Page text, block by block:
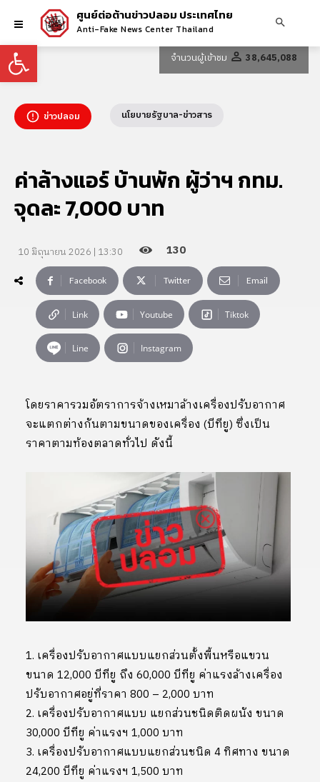
Open toolbar
ศูนย์ต่อต้านข่าวปลอม ประเทศไทย
Anti-Fake News Center Thailand
จำนวนผู้เข้าชม 38,645,088
ข่าวปลอม นโยบายรัฐบาล-ข่าวสาร
ค่าล้างแอร์ บ้านพัก ผู้ว่าฯ กทม.
จุดละ 7,000 บาท
10 มิถุนายน 2026 | 13:30 130
Facebook Twitter Email
Link Youtube Tiktok
Line Instagram
โดยราคารวมอัตราการจ้างเหมาล้างเครื่องปรับอากาศ
จะแตกต่างกันตามขนาดของเครื่อง (บีทียู) ซึ่งเป็น
ราคาตามท้องตลาดทั่วไป ดังนี้
1. เครื่องปรับอากาศแบบแยกส่วนตั้งพื้นหรือแขวน
ขนาด 12,000 บีทียู ถึง 60,000 บีทียู ค่าแรงล้างเครื่อง
ปรับอากาศอยู่ที่ราคา 800 – 2,000 บาท
2. เครื่องปรับอากาศแบบ แยกส่วนชนิดติดผนัง ขนาด
30,000 บีทียู ค่าแรงฯ 1,000 บาท
3. เครื่องปรับอากาศแบบแยกส่วนชนิด 4 ทิศทาง ขนาด
24,200 บีทียู ค่าแรงฯ 1,500 บาท